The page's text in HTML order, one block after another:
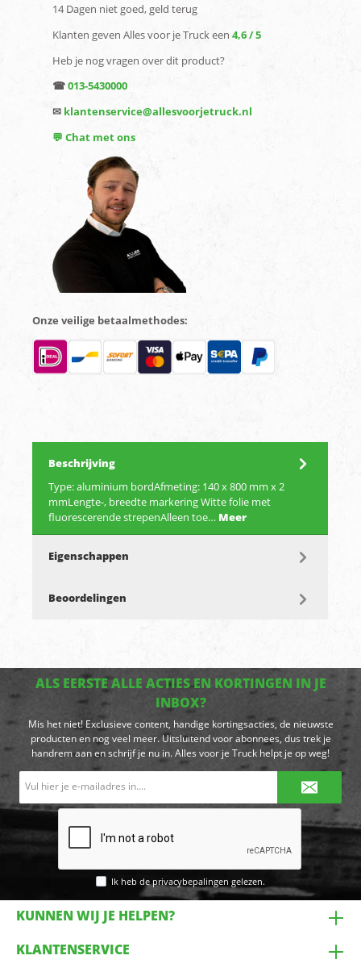
14 Dagen niet goed, geld terug
Klanten geven Alles voor je Truck een 4,6 / 5
Heb je nog vragen over dit product?
☎013-5430000
✉ klantenservice@allesvoorjetruck.nl
💬 Chat met ons
Onze veilige betaalmethodes:
Beschrijving
Type: aluminium bordAfmeting: 140 x 800 mm x 2
mmLengte-, breedte markering Witte folie met
fluorescerende strepenAlleen toe… Meer
Eigenschappen
Beoordelingen
ALS EERSTE ALLE ACTIES EN KORTINGEN IN JE
INBOX?
Mis het niet! Exclusieve content, handige kortingsacties, de nieuwste
producten en nog veel meer. Uitsluitend voor abonnees, dus trek je
handrem aan en schrijf je nu in. Alles voor je Truck helpt je op weg!
Ik heb deprivacybepalingen gelezen.
KUNNEN WIJ JE HELPEN?
KLANTENSERVICE